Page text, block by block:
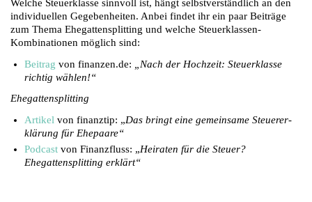
Welche Steuerklasse sinnvoll ist, hängt selbstverständlich an den
individuellen Gegebenheiten. Anbei findet ihr ein paar Beiträge
zum Thema Ehegattensplitting und welche Steuerklassen-
Kombinationen möglich sind:
Beitrag von finanzen.de:
„Nach der Hochzeit: Steuerklasse
richtig wählen!“
Ehegattensplitting
Artikel von finanztip: „Das bringt eine gemeinsame Steu­er­er­
klä­rung für Ehepaare“
Podcast von Finanzfluss: „Heiraten für die Steuer?
Ehegattensplitting erklärt“